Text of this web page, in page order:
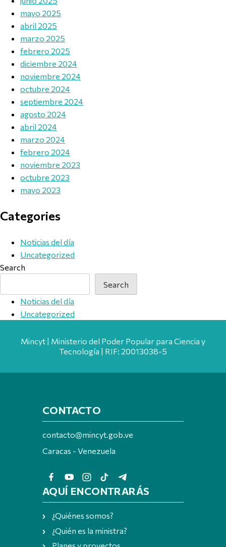
mayo 2025
abril 2025
marzo 2025
febrero 2025
diciembre 2024
noviembre 2024
octubre 2024
septiembre 2024
agosto 2024
abril 2024
marzo 2024
febrero 2024
noviembre 2023
octubre 2023
mayo 2023
Categories
Noticias del día
Uncategorized
Search
Search
Noticias del día
Uncategorized
Mincyt | Ministerio del Poder Popular para Ciencia y
Tecnología | RIF: 20013038-5
CONTACTO
contacto@mincyt.gob.ve
Caracas - Venezuela
AQUÍ ENCONTRARÁS
¿Quiénes somos?
¿Quién es la ministra?